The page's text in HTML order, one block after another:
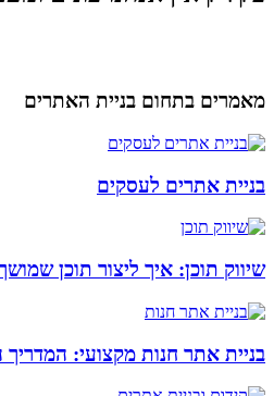
מאמרים בתחום בניית האתרים
בניית אתרים לעסקים
שיווק תוכן: איך ליצור תוכן
בניית אתר חנות מקצועי: